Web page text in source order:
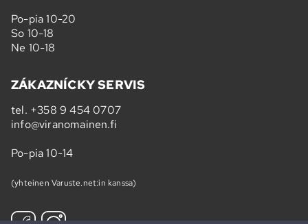
Po-pia 10-20
So 10-18
Ne 10-18
ZÁKAZNÍCKY SERVIS
tel. +358 9 454 0707
info@viranomainen.fi
Po-pia 10-14
(yhteinen Varuste.net:in kanssa)